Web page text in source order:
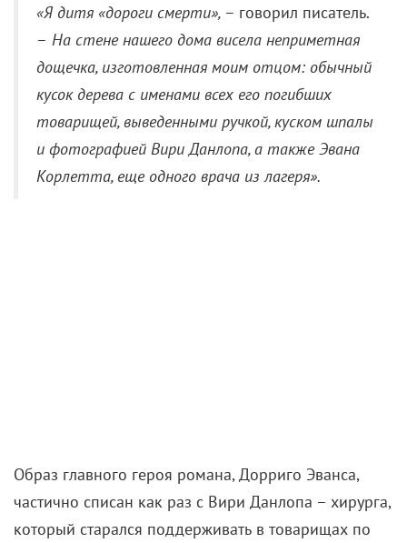
«Я дитя «дороги смерти», – говорил писатель.
– На стене нашего дома висела неприметная
дощечка, изготовленная моим отцом: обычный
кусок дерева с именами всех его погибших
товарищей, выведенными ручкой, куском шпалы
и фотографией Вири Данлопа, а также Эвана
Корлетта, еще одного врача из лагеря».
Образ главного героя романа, Дорриго Эванса,
частично списан как раз с Вири Данлопа – хирурга,
который старался поддерживать в товарищах по